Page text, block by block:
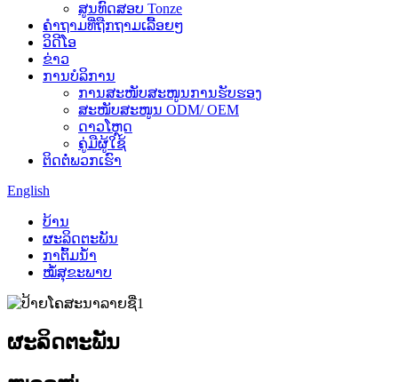
ສູນທົດສອບ Tonze
ຄຳຖາມທີ່ຖືກຖາມເລື້ອຍໆ
ວິດີໂອ
ຂ່າວ
ການບໍລິການ
ການສະໜັບສະໜູນການຮັບຮອງ
ສະໜັບສະໜູນ ODM/ OEM
ດາວໂຫຼດ
ຄູ່ມືຜູ້ໃຊ້
ຕິດຕໍ່ພວກເຮົາ
English
ບ້ານ
ຜະລິດຕະພັນ
ກາຕົ້ມນ້ຳ
ໝໍ້ສຸຂະພາບ
ຜະລິດຕະພັນ